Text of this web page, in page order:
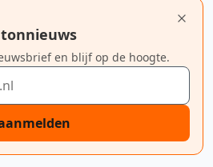
en blijf op de hoogte.